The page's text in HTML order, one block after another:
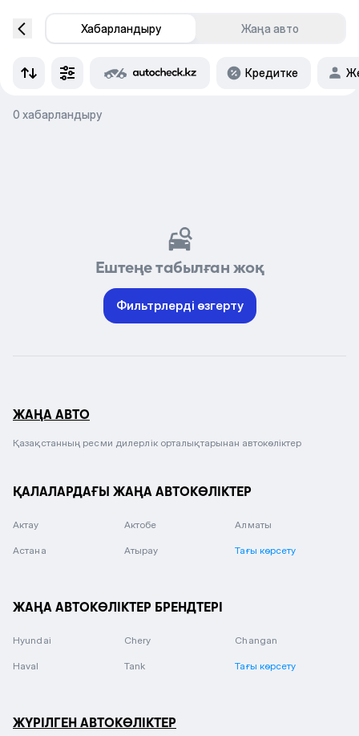
Хабарландыру Жаңа авто
Кредитке
0 хабарландыру
Ештеңе табылған жоқ
Фильтрлерді өзгерту
ЖАҢА АВТО
Қазақстанның ресми дилерлік орталықтарынан автокөліктер
ҚАЛАЛАРДАҒЫ ЖАҢА АВТОКӨЛІКТЕР
Актау Актобе Алматы
Астана Атырау Тағы көрсету
ЖАҢА АВТОКӨЛІКТЕР БРЕНДТЕРІ
Hyundai Chery Changan
Haval Tank Тағы көрсету
ЖҮРІЛГЕН АВТОКӨЛІКТЕР